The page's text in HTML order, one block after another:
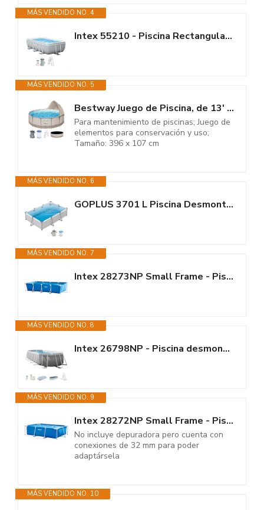
MÁS VENDIDO NO. 4
Intex 55210 - Piscina Rectangular Prism Frame 300x175x80 cm con depuradora
MÁS VENDIDO NO. 5
Bestway Juego de Piscina, de 13' x 42'/3,96 MX 1,07 m
Para mantenimiento de piscinas; Juego de
elementos para conservación y uso;
Tamaño: 396 x 107 cm
MÁS VENDIDO NO. 6
GOPLUS 3701 L Piscina Desmontable Rectangular con Depuradora, 300 x 207 x...
MÁS VENDIDO NO. 7
Intex 28273NP Small Frame - Piscina Desmontable Tubular, 450 x 220 x 84 cm,...
MÁS VENDIDO NO. 8
Intex 26798NP - Piscina desmontable ovalada intex prism frame 610x305x122...
MÁS VENDIDO NO. 9
Intex 28272NP Small Frame - Piscina Desmontable, 300 x 200 x 75 cm, 3.834...
No incluye depuradora pero cuenta con
conexiones de 32 mm para poder
adaptársela
MÁS VENDIDO NO. 10